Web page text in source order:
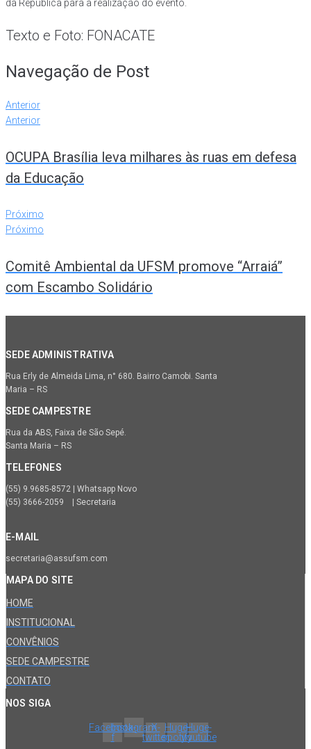
da República para a realização do evento.
Texto e Foto: FONACATE
Navegação de Post
Anterior
Anterior
OCUPA Brasília leva milhares às ruas em defesa
da Educação
Próximo
Próximo
Comitê Ambiental da UFSM promove “Arraiá”
com Escambo Solidário
SEDE ADMINISTRATIVA
Rua Erly de Almeida Lima, n° 680. Bairro Camobi. Santa
Maria – RS
SEDE CAMPESTRE
Rua da ABS, Faixa de São Sepé.
Santa Maria – RS
TELEFONES
(55) 9.9685-8572 | Whatsapp Novo
(55) 3666-2059 | Secretaria
E-MAIL
secretaria@assufsm.com
MAPA DO SITE
HOME
INSTITUCIONAL
CONVÊNIOS
SEDE CAMPESTRE
CONTATO
NOS SIGA
Facebook-
f
InstagramX-
twitter
Huge-
spotify
Huge-
youtube